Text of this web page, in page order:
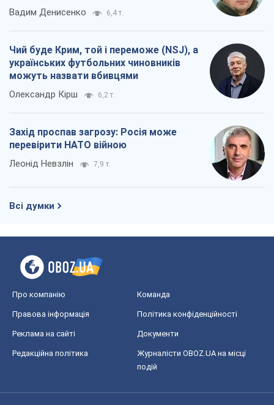
Вадим Денисенко 6,4 т.
Чий буде Крим, той і переможе (NSJ), а
українських футбольних чиновників
можуть назвати вбивцями
Олександр Кірш 6,2 т.
Захід проспав загрозу: Росія може
перевірити НАТО війною
Леонід Невзлін 7,9 т.
Всі думки
Про компанію Команда
Правова інформація Політика конфіденційності
Реклама на сайті Документи
Редакційна політика
Журналісти OBOZ.UA на місці
подій